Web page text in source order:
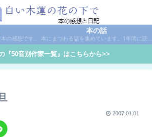
読んだ本の感想です。読んだ本の感想です。本は作家名で50音別に分類しています。
本の話
本にまつわる話を集めています。1年間に読んだ本の総括や、本に関する話題など。
『50音別作家一覧』はこちらから>>
2007.01.01